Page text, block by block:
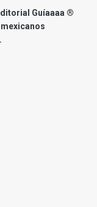
Guíaaaa ®